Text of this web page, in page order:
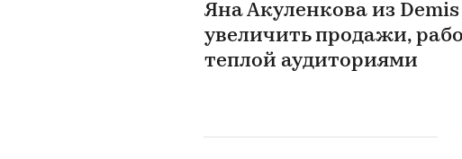
Яна Акуленкова из
увеличить продажи,
теплой аудиториями